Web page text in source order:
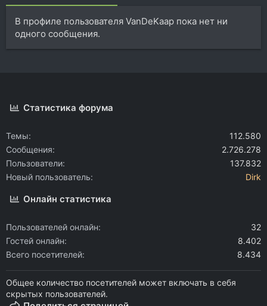
В профиле пользователя VanDeKaap пока нет ни
одного сообщения.
Статистика форума
Темы
112.580
Сообщения
2.726.278
Пользователи
137.832
Новый пользователь
Dirk
Онлайн статистика
Пользователей онлайн
32
Гостей онлайн
8.402
Всего посетителей
8.434
Общее количество посетителей может включать в себя
скрытых пользователей.